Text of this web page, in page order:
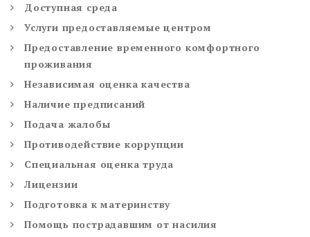
Доступная среда
Услуги предоставляемые центром
Предоставление временного комфортного
проживания
Независимая оценка качества
Наличие предписаний
Подача жалобы
Противодействие коррупции
Специальная оценка труда
Лицензии
Подготовка к материнству
Помощь пострадавшим от насилия